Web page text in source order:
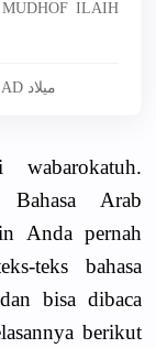
ILAIH
6341. TENTANG ASAL-USUL LAFADH MILAD ميلاد
wabarokatuh.
Arab
teks bahasa
bisa dibaca
berikut